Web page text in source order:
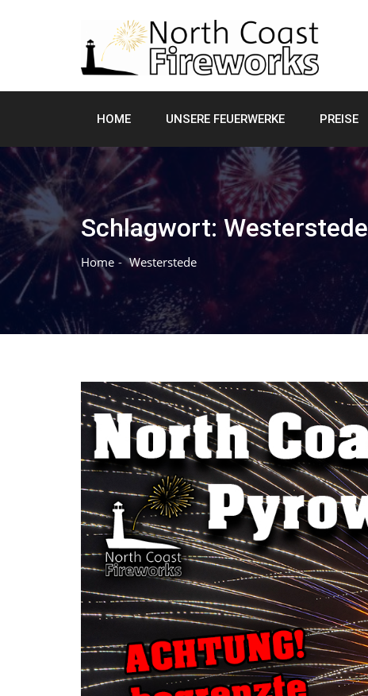
HOME UNSERE FEUERWERKE PREISE
Schlagwort:Westerstede
Home Westerstede